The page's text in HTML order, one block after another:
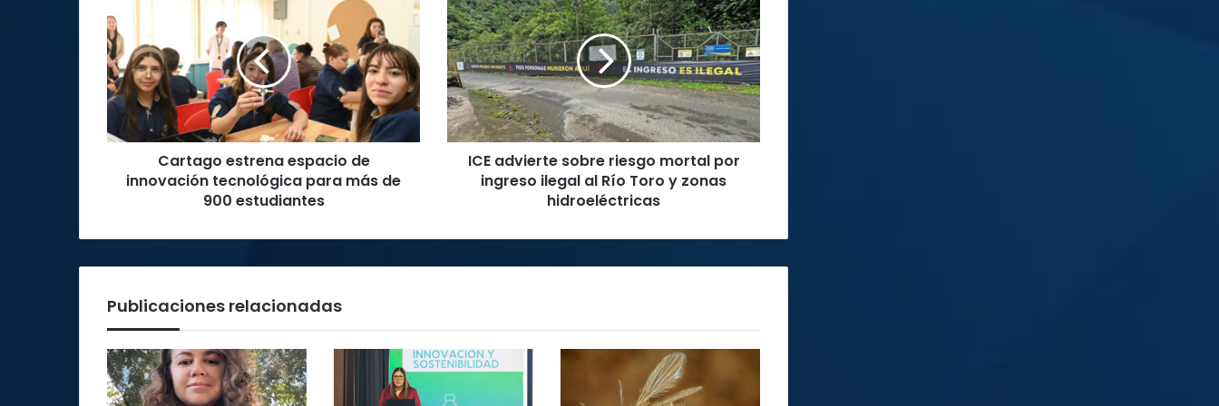
espacio
de
innovación
tecnológica
para
más
de
estudiantes
Cartago estrena espacio de
innovación tecnológica para más de
900 estudiantes
advierte
sobre
riesgo
mortal
por
ingreso
ilegal
al
hidroeléctricas
ICE advierte sobre riesgo mortal por
ingreso ilegal al Río Toro y zonas
hidroeléctricas
Publicaciones relacionadas